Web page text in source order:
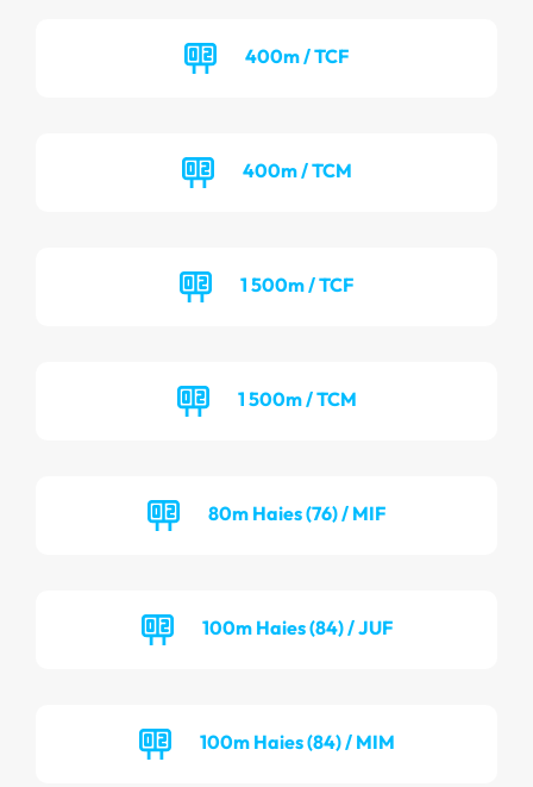
400m / TCF
400m / TCM
1 500m / TCF
1 500m / TCM
80m Haies (76) / MIF
100m Haies (84) / JUF
100m Haies (84) / MIM